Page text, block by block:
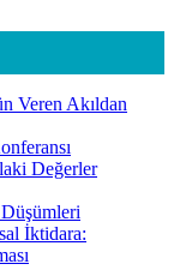
Veren Akıldan
Değerler
İktidara: